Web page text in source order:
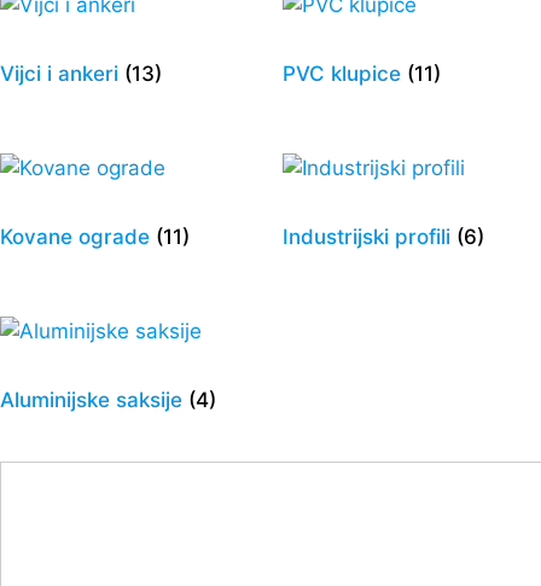
Vijci i ankeri (13) PVC klupice (11)
Kovane ograde (11) Industrijski profili (6)
Aluminijske saksije (4)